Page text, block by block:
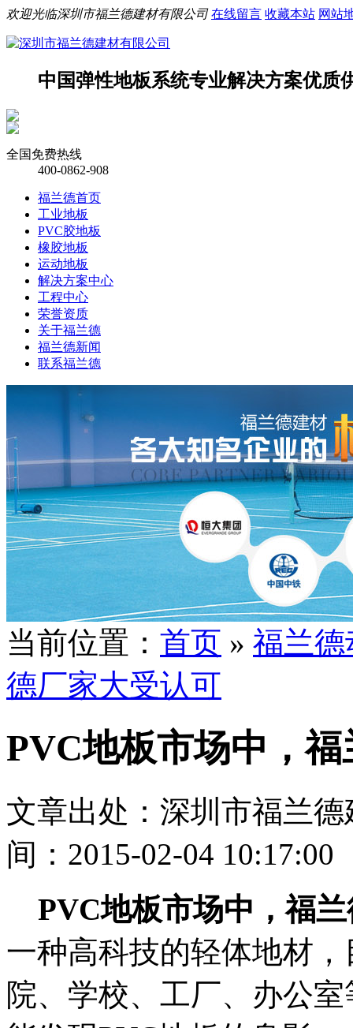
欢迎光临深圳市福兰德建材有限公司 在线留言 收藏本站 网站
中国弹性地板系统专业解决方案优质
全国免费热线
400-0862-908
福兰德首页
工业地板
PVC胶地板
橡胶地板
运动地板
解决方案中心
工程中心
荣誉资质
关于福兰德
福兰德新闻
联系福兰德
当前位置： 首页 » 福兰德
德厂家大受认可
PVC地板市场中，
文章出处：深圳市福兰
间：2015-02-04 10:17:00
PVC地板市场中，福
一种高科技的轻体地材
院、学校、工厂、办公